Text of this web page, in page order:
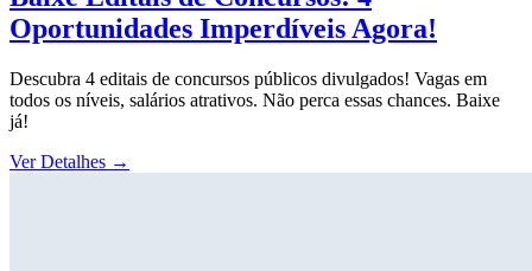
Oportunidades Imperdíveis Agora!
Descubra 4 editais de concursos públicos divulgados! Vagas em
todos os níveis, salários atrativos. Não perca essas chances. Baixe
já!
Ver Detalhes →